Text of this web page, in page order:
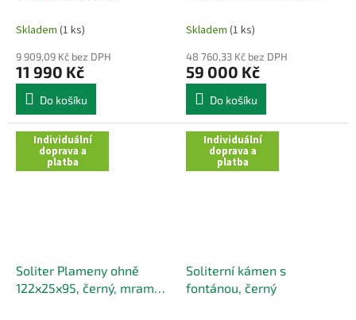
Skladem (1 ks)
9 909,09 Kč bez DPH
11 990 Kč
Do košíku
Skladem (1 ks)
48 760,33 Kč bez DPH
59 000 Kč
Do košíku
Individuální
doprava a
platba
Soliter Plameny ohně
122x25x95, černý, mramor,
Individuální
doprava a
platba
Soliterní kámen s
fontánou, černý